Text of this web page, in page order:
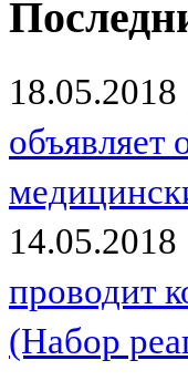
18.05.2018
объявляет
14.05.2018
проводит
(Набор